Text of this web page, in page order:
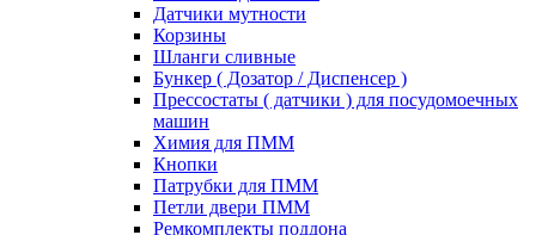
Датчики мутности
Корзины
Шланги сливные
Бункер ( Дозатор / Диспенсер )
Прессостаты ( датчики ) для посудомоечных
машин
Химия для ПММ
Кнопки
Патрубки для ПММ
Петли двери ПММ
Ремкомплекты поддона